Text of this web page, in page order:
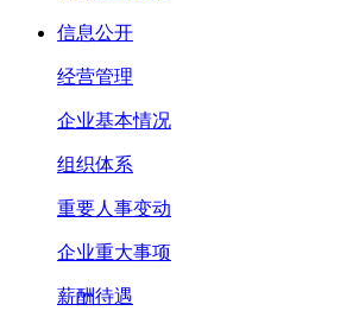
信息公开
经营管理
企业基本情况
组织体系
重要人事变动
企业重大事项
薪酬待遇